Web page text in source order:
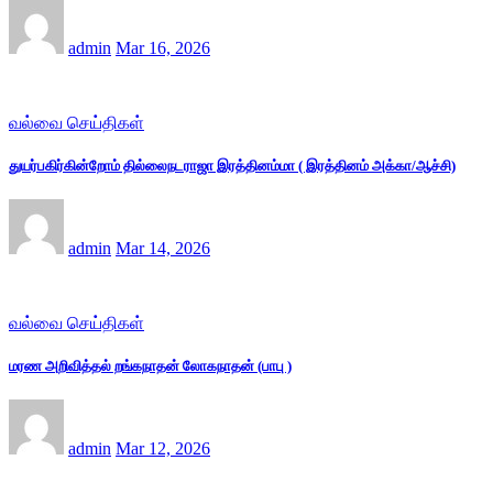
admin Mar 16, 2026
வல்வை செய்திகள்
துயர்பகிர்கின்றோம் தில்லைநடராஜா இரத்தினம்மா ( இரத்தினம் அக்கா/ஆச்சி)
admin Mar 14, 2026
வல்வை செய்திகள்
மரண அறிவித்தல் றங்கநாதன் லோகநாதன் (பாபு )
admin Mar 12, 2026